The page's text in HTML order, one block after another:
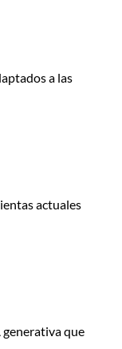
a las
actuales
que